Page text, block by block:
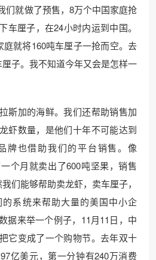
们就做了预售，8万个中国家庭抢
车厘子，在24小时内运到中国。
就将160吨车厘子一抢而空。去
子。我不知道今年又会是怎样一
斯加的海鲜。我们还帮助销售加
虾数量，是他们十年不可能达到
牌也借助我们的平台销售。像
个月就卖出了600吨坚果，销售
们能够帮助卖龙虾，卖车厘子，
系统来帮助大量的美国中小企
据来举一个例子，11月11日，中
它变成了一个购物节。去年双十
亿美元，第一分钟有240万消费